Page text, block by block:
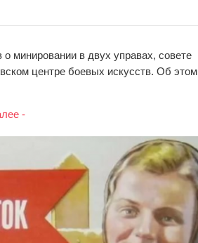
минировании в двух управах, совете
центре боевых искусств. Об этом
-